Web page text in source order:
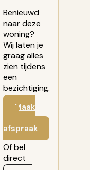
Benieuwd
naar deze
woning?
Wij laten je
graag alles
zien tijdens
een
bezichtiging.
Maak
afspraak
Of bel
direct